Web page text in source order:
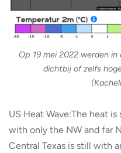
Op 19 mei 2022 werden
dichtbij of zelfs
US Heat Wave:The heat
with only the NW and far
Central Texas is still with